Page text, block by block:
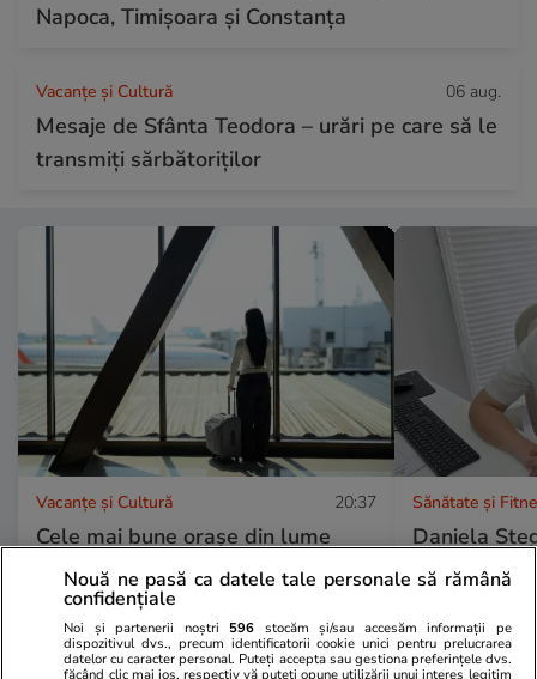
Napoca, Timișoara și Constanța
Vacanțe și Cultură 06 aug.
Mesaje de Sfânta Teodora – urări pe care să le
transmiți sărbătoriților
Vacanțe și Cultură 20:37
Cele mai bune orașe din lume
pentru Generația Z în 2026. Unde
vor tinerii să trăiască și
destinațiile din Europa care
domină topul
Sănătate și
Daniela
nutriționist,
să lupte în
sau cu
Nouă ne pasă ca datele tale personale să rămână
confidențiale
Noi și partenerii noștri 596 stocăm și/sau accesăm informații pe
dispozitivul dvs., precum identificatorii cookie unici pentru prelucrarea
datelor cu caracter personal. Puteți accepta sau gestiona preferințele dvs.
făcând clic mai jos, respectiv vă puteți opune utilizării unui interes legitim